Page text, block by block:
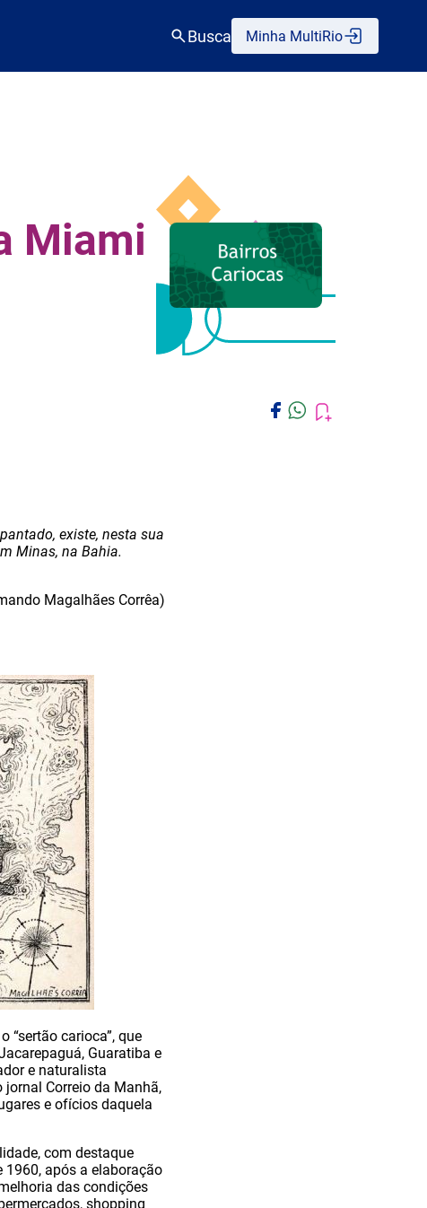
Busca Minha MultiRio
Miami
existe, nesta sua
Minas, na Bahia.
Magalhães Corrêa)
“sertão carioca”, que
Guaratiba e
e naturalista
Correio da Manhã,
e ofícios daquela
com destaque
após a elaboração
das condições
shopping